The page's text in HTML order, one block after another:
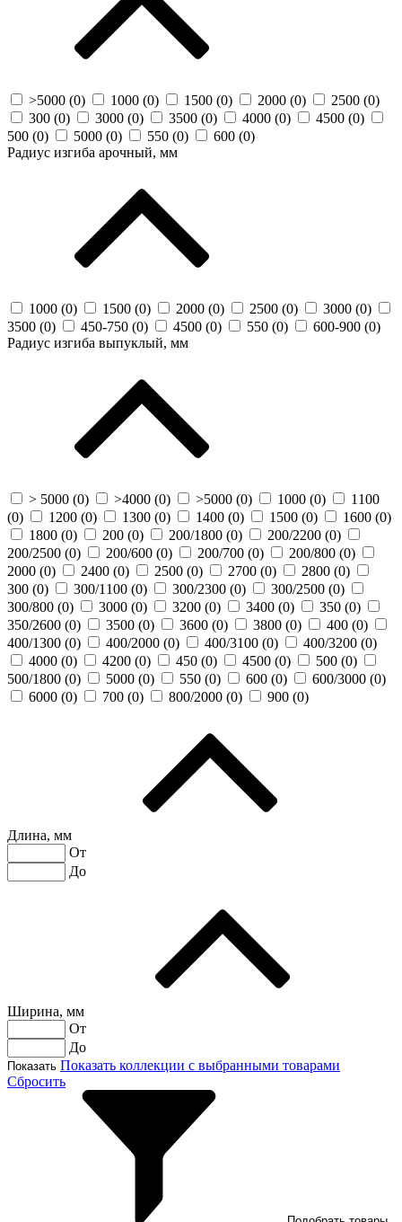
>5000 (0) 1000 (0) 1500 (0) 2000 (0) 2500 (0)
300 (0) 3000 (0) 3500 (0) 4000 (0) 4500 (0)
500 (0) 5000 (0) 550 (0) 600 (0)
Радиус изгиба арочный, мм
1000 (0) 1500 (0) 2000 (0) 2500 (0) 3000 (0)
3500 (0) 450-750 (0) 4500 (0) 550 (0) 600-900 (0)
Радиус изгиба выпуклый, мм
> 5000 (0) >4000 (0) >5000 (0) 1000 (0)
1100
(0) 1200 (0) 1300 (0) 1400 (0) 1500 (0) 1600 (0)
1800 (0) 200 (0) 200/1800 (0) 200/2200 (0)
200/2500 (0) 200/600 (0) 200/700 (0) 200/800 (0)
2000 (0) 2400 (0) 2500 (0) 2700 (0) 2800 (0)
300 (0) 300/1100 (0) 300/2300 (0) 300/2500 (0)
300/800 (0) 3000 (0) 3200 (0) 3400 (0) 350 (0)
350/2600 (0) 3500 (0) 3600 (0) 3800 (0) 400 (0)
400/1300 (0) 400/2000 (0) 400/3100 (0) 400/3200 (0)
4000 (0) 4200 (0) 450 (0) 4500 (0) 500 (0)
500/1800 (0) 5000 (0) 550 (0) 600 (0) 600/3000 (0)
6000 (0) 700 (0) 800/2000 (0) 900 (0)
Длина, мм
От
До
Ширина, мм
От
До
Показать Показать коллекции с выбранными товарами
Сбросить